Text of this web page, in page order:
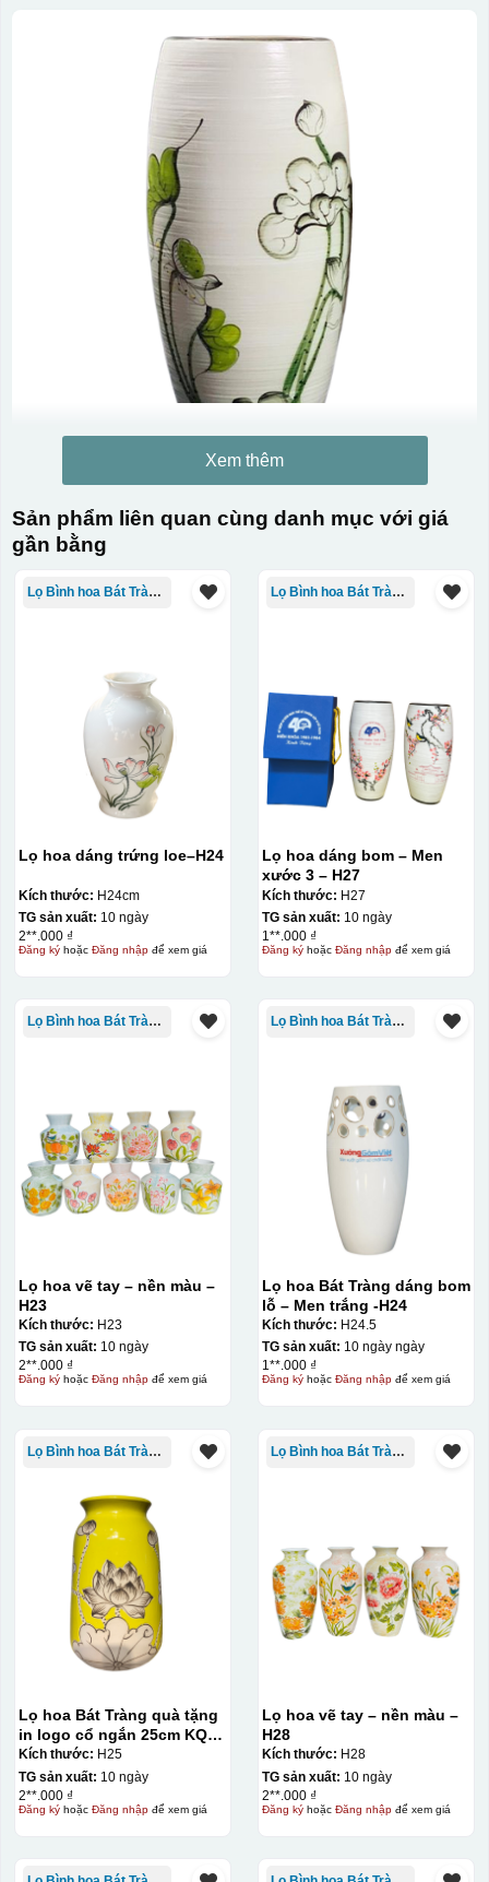
Xem thêm
Sản phẩm liên quan cùng danh mục với giá
gần bằng
Lọ Bình hoa Bát Tràng in logo
Lọ hoa dáng trứng loe–H24
Kích thước: H24cm
TG sản xuất: 10 ngày
2**.000 ₫
Đăng kýhoặc Đăng nhậpđể xem giá
Lọ Bình hoa Bát Tràng in logo
Lọ hoa dáng bom – Men
xước 3 – H27
Kích thước: H27
TG sản xuất: 10 ngày
1**.000 ₫
Đăng kýhoặc Đăng nhậpđể xem giá
Lọ Bình hoa Bát Tràng in logo
Lọ hoa vẽ tay – nền màu –
H23
Kích thước: H23
TG sản xuất: 10 ngày
2**.000 ₫
Đăng kýhoặc Đăng nhậpđể xem giá
Lọ Bình hoa Bát Tràng in logo
Lọ hoa Bát Tràng dáng bom
lỗ – Men trắng -H24
Kích thước: H24.5
TG sản xuất: 10 ngày ngày
1**.000 ₫
Đăng kýhoặc Đăng nhậpđể xem giá
Lọ Bình hoa Bát Tràng in logo
Lọ hoa Bát Tràng quà tặng
in logo cổ ngắn 25cm KQ-
LH02
Kích thước: H25
TG sản xuất: 10 ngày
2**.000 ₫
Đăng kýhoặc Đăng nhậpđể xem giá
Lọ Bình hoa Bát Tràng in logo
Lọ hoa vẽ tay – nền màu –
H28
Kích thước: H28
TG sản xuất: 10 ngày
2**.000 ₫
Đăng kýhoặc Đăng nhậpđể xem giá